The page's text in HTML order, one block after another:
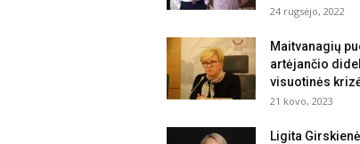
24 rugsėjo, 2022
Maitvanagių
artėjančio
visuotinės
21 kovo, 2023
Ligita